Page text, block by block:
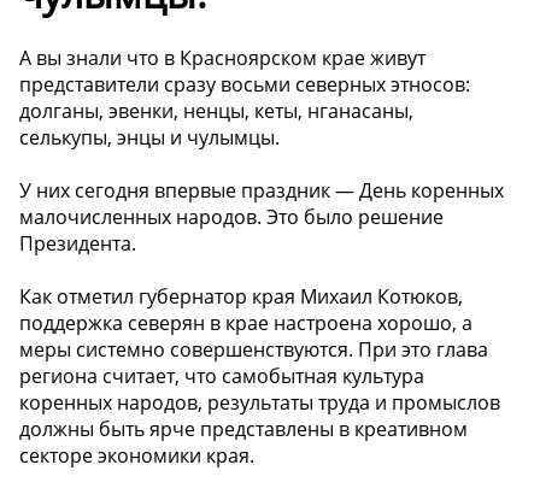
А вы знали что в Красноярском крае живут
представители сразу восьми северных этносов:
долганы, эвенки, ненцы, кеты, нганасаны,
селькупы, энцы и чулымцы.
У них сегодня впервые праздник — День коренных
малочисленных народов. Это было решение
Президента.
Как отметил губернатор края Михаил Котюков,
поддержка северян в крае настроена хорошо, а
меры системно совершенствуются. При это глава
региона считает, что самобытная культура
коренных народов, результаты труда и промыслов
должны быть ярче представлены в креативном
секторе экономики края.